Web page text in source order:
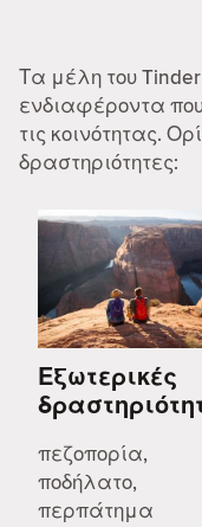
Τα μέλη του
ενδιαφέροντα
τις κοινότητας.
δραστηριότητες:
Εξωτερικές
πεζοπορία,
ποδήλατο,
περπάτημα